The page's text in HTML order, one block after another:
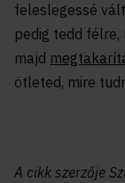
feleslegessé
pedig tedd
majd
ötleted, mire
A cikk szerzője